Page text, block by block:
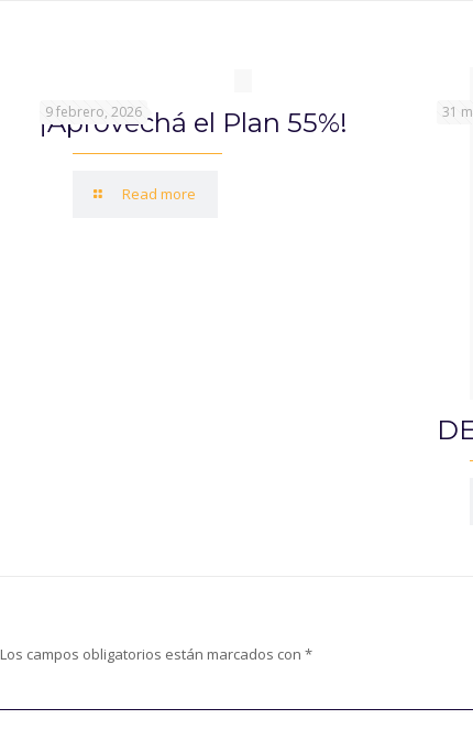
9 febrero, 2026
¡Aprovechá el Plan 55%!
Read more
31
Los campos obligatorios están marcados con *